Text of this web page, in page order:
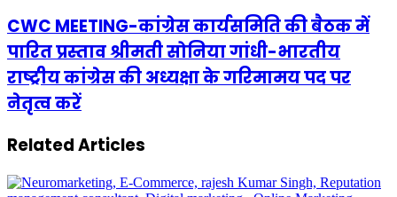
CWC MEETING-कांग्रेस कार्यसमिति की बैठक में
पारित प्रस्ताव श्रीमती सोनिया गांधी-भारतीय
राष्ट्रीय कांग्रेस की अध्यक्षा के गरिमामय पद पर
नेतृत्व करें
Related Articles